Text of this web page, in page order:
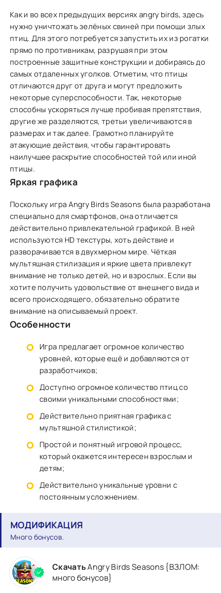
Как и во всех предыдущих версиях angry birds, здесь
нужно уничтожать зелёных свиней при помощи злых
птиц. Для этого потребуется запустить их из рогатки
прямо по противникам, разрушая при этом
построенные защитные конструкции и добираясь до
самых отдаленных уголков. Отметим, что птицы
отличаются друг от друга и могут предложить
некоторые суперспособности. Так, некоторые
способны ускоряться лучше пробивая препятствия,
другие же разделяются, третьи увеличиваются в
размерах и так далее. Грамотно планируйте
атакующие действия, чтобы гарантировать
наилучшее раскрытие способностей той или иной
птицы.
Яркая графика
Поскольку игра Angry Birds Seasons была разработана
специально для смартфонов, она отличается
действительно привлекательной графикой. В ней
используются HD текстуры, хоть действие и
разворачивается в двухмерном мире. Чёткая
мультяшная стилизация и яркие цвета привлекут
внимание не только детей, но и взрослых. Если вы
хотите получить удовольствие от внешнего вида и
всего происходящего, обязательно обратите
внимание на описываемый проект.
Особенности
Игра предлагает огромное количество
уровней, которые ещё и добавляются от
разработчиков;
Доступно огромное количество птиц со
своими уникальными способностями;
Действительно приятная графика с
мультяшной стилистикой;
Простой и понятный игровой процесс,
который окажется интересен взрослым и
детям;
Действительно уникальные уровни с
постоянным усложнением.
МОДИФИКАЦИЯ
Много бонусов.
СкачатьAngry Birds Seasons {ВЗЛОМ:
много бонусов}